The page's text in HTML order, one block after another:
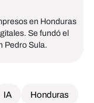
en Honduras
Se fundó el
Pedro Sula.
IA Honduras